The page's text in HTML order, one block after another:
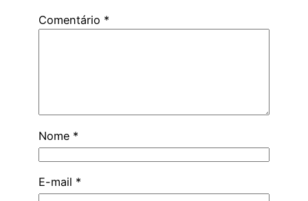
Comentário *
Nome *
E-mail *